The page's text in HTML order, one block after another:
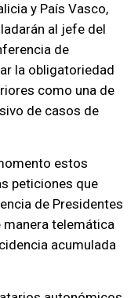
y País Vasco,
al jefe del
de
la obligatoriedad
como una de
de casos de
estos
peticiones que
de Presidentes
manera telemática
acumulada